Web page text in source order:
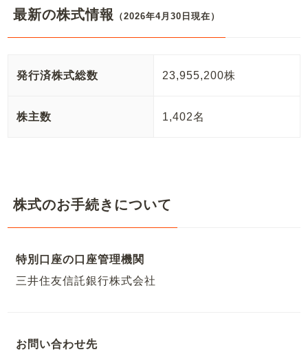
最新の株式情報 （2026年4月30日現在）
発行済株式総数 23,955,200株
株主数 1,402名
株式のお手続きについて
特別口座の口座管理機関
三井住友信託銀行株式会社
お問い合わせ先